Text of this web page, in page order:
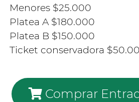
Menores $25.000
Platea A $180.000
Platea B $150.000
Ticket conservadora
Comprar